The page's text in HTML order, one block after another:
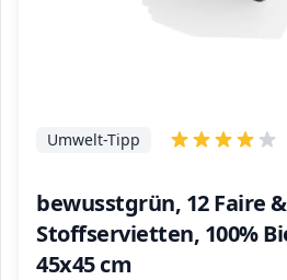
bewusstgrün, 12 Faire & Nachhaltige
Stoffservietten, 100% Bio-Baumwolle,
45x45 cm
Umwelt-Tipp